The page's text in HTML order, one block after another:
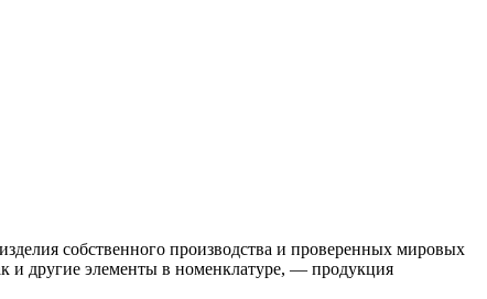
собственного производства и проверенных мировых
и другие элементы в номенклатуре, — продукция